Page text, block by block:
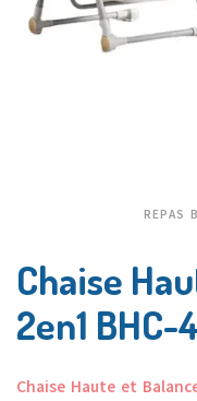
REPAS
Chaise
2en1
Chaise Haute et